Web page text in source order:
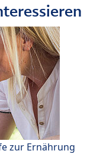
zur Ernährung